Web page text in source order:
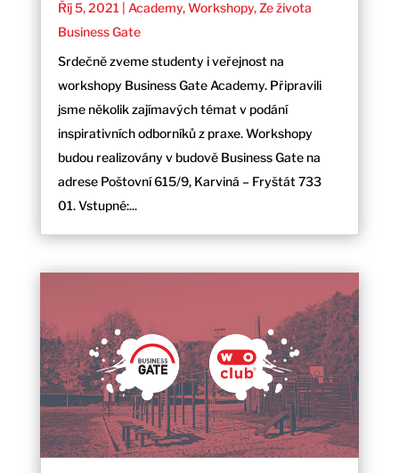
Říj 5, 2021| Academy,Workshopy,Ze života
Business Gate
Srdečně zveme studenty i veřejnost na
workshopy Business Gate Academy. Připravili
jsme několik zajímavých témat v podání
inspirativních odborníků z praxe. Workshopy
budou realizovány v budově Business Gate na
adrese Poštovní 615/9, Karviná – Fryštát 733
01. Vstupné:...